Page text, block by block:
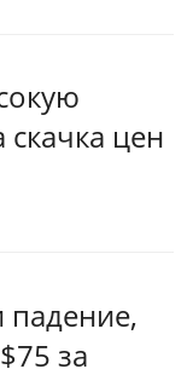
цен
падение,
за